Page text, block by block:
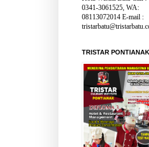
0341-3061525, WA:
08113072014 E-mail :
TRISTAR PONTIANAK